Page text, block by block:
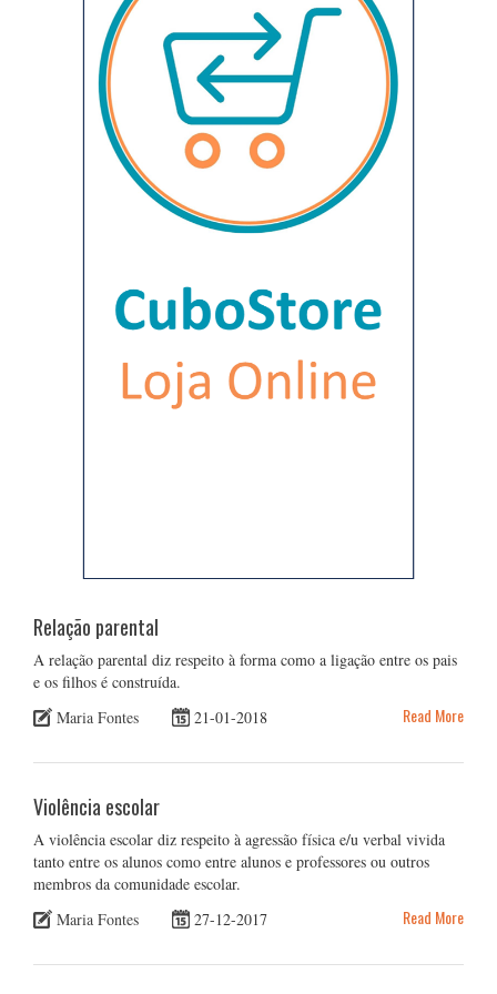
Relação parental
A relação parental diz respeito à forma como a ligação entre os pais
e os filhos é construída.
Maria Fontes
21-01-2018 Read More
Violência escolar
A violência escolar diz respeito à agressão física e/u verbal vivida
tanto entre os alunos como entre alunos e professores ou outros
membros da comunidade escolar.
Maria Fontes
27-12-2017 Read More